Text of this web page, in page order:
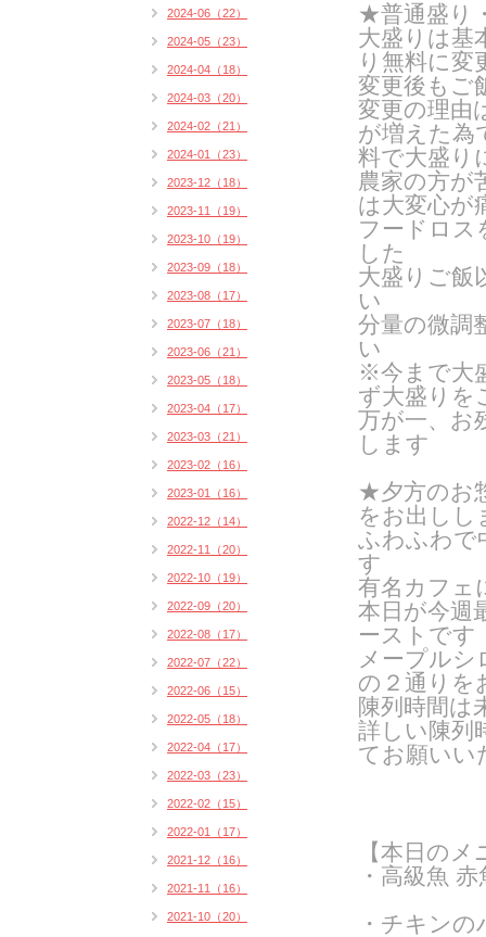
★普通盛り
大盛りは基
り無料に変
変更後もご
変更の理由
が増えた為
料で大盛り
農家の方が
は大変心が
フードロス
した
大盛りご飯
い
分量の微調
い
※今まで大
ず大盛りを
万が一、お
します
★夕方のお
をお出しし
ふわふわで
す
有名カフェ
本日が今週
ーストです
メープル
の２通りを
陳列時間は
詳しい陳列
てお願い
【本日のメ
・高級魚
・チキン
2024-06（22）
2024-05（23）
2024-04（18）
2024-03（20）
2024-02（21）
2024-01（23）
2023-12（18）
2023-11（19）
2023-10（19）
2023-09（18）
2023-08（17）
2023-07（18）
2023-06（21）
2023-05（18）
2023-04（17）
2023-03（21）
2023-02（16）
2023-01（16）
2022-12（14）
2022-11（20）
2022-10（19）
2022-09（20）
2022-08（17）
2022-07（22）
2022-06（15）
2022-05（18）
2022-04（17）
2022-03（23）
2022-02（15）
2022-01（17）
2021-12（16）
2021-11（16）
2021-10（20）